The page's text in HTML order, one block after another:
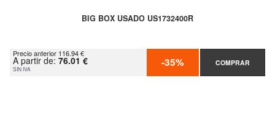
BIG BOX USADO US1732400R
Precio anterior 116.94 €
A partir de: 76.01 €
SIN IVA -35% COMPRAR